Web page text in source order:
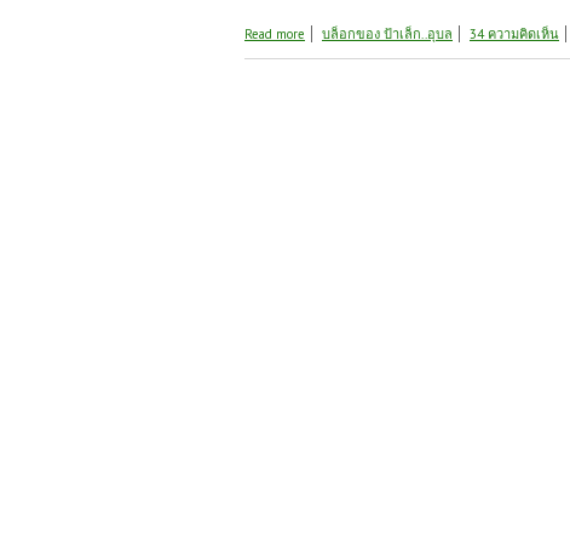
Read more about วันนี้ฝนก็ตกหนักปลูกผักดีกว่า
บล็อกของ ป้าเล็ก..อุบล 34 ความคิดเห็น